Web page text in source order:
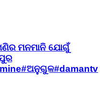
ମନମାନି ଯୋଗୁଁ